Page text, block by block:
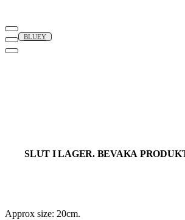
BLUEY
SLUT I LAGER. BEVAKA
Approx size: 20cm.